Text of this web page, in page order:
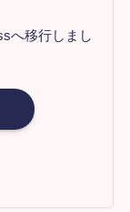
へ移行しまし